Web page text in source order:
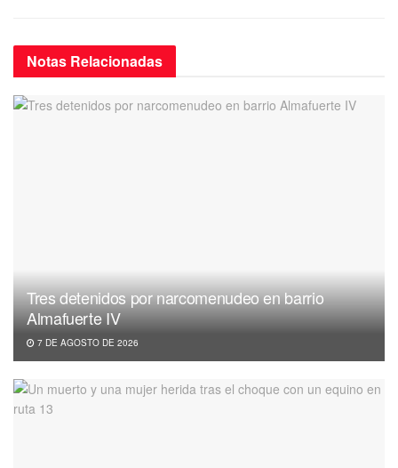
Notas Relacionadas
Tres detenidos por narcomenudeo en barrio
Almafuerte IV
7 DE AGOSTO DE 2026